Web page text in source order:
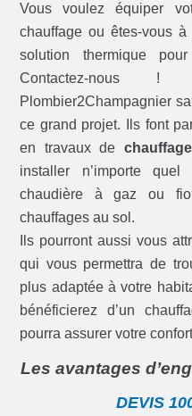
Vous voulez équiper
chauffage ou êtes-vous à
solution thermique
Contactez-nous
Plombier2Champagnier
ce grand projet. Ils font
en travaux de
installer n’importe quel
chaudière à gaz ou
chauffages au sol.
Ils pourront aussi vous
qui vous permettra de
plus adaptée à votre
bénéficierez d’un
pourra assurer votre
Les avantages
DEVIS